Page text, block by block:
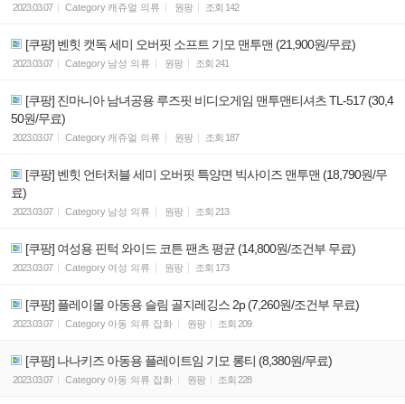
2023.03.07 Category 캐쥬얼 의류 원팡 조회 142
[쿠팡] 벤힛 캣독 세미 오버핏 소프트 기모 맨투맨 (21,900원/무료)
2023.03.07 Category 남성 의류 원팡 조회 241
[쿠팡] 진마니아 남녀공용 루즈핏 비디오게임 맨투맨티셔츠 TL-517 (30,4
50원/무료)
2023.03.07 Category 캐쥬얼 의류 원팡 조회 187
[쿠팡] 벤힛 언터처블 세미 오버핏 특양면 빅사이즈 맨투맨 (18,790원/무
료)
2023.03.07 Category 남성 의류 원팡 조회 213
[쿠팡] 여성용 핀턱 와이드 코튼 팬츠 평균 (14,800원/조건부 무료)
2023.03.07 Category 여성 의류 원팡 조회 173
[쿠팡] 플레이몰 아동용 슬림 골지레깅스 2p (7,260원/조건부 무료)
2023.03.07 Category 아동 의류 잡화 원팡 조회 209
[쿠팡] 나나키즈 아동용 플레이트임 기모 롱티 (8,380원/무료)
2023.03.07 Category 아동 의류 잡화 원팡 조회 228